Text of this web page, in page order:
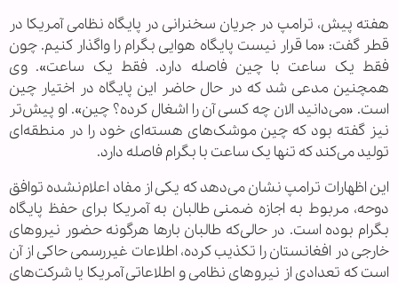
هفته پیش، ترامپ در جریان سخنرانی در پایگاه نظامی آمریکا در
قطر گفت: «ما قرار نیست پایگاه هوایی بگرام را واگذار کنیم. چون
فقط یک ساعت با چین فاصله دارد. فقط یک ساعت». وی
همچنین مدعی شد که در حال حاضر این پایگاه در اختیار چین
است. «می‌دانید الان چه کسی آن را اشغال کرده؟ چین». او پیش‌تر
نیز گفته بود که چین موشک‌های هسته‌ای خود را در منطقه‌ای
تولید می‌کند که تنها یک ساعت با بگرام فاصله دارد.
این اظهارات ترامپ نشان می‌دهد که یکی از مفاد اعلام‌نشده توافق
دوحه، مربوط به اجازه ضمنی طالبان به آمریکا برای حفظ پایگاه
بگرام بوده است. در حالی‌که طالبان بارها هرگونه حضور نیروهای
خارجی در افغانستان را تکذیب کرده، اطلاعات غیررسمی حاکی از آن
است که تعدادی از نیروهای نظامی و اطلاعاتی آمریکا یا شرکت‌های